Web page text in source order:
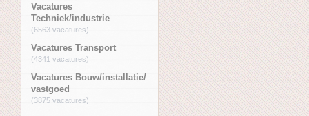
Vacatures
Techniek/industrie
(6563 vacatures)
Vacatures Transport
(4341 vacatures)
Vacatures Bouw/installatie/
vastgoed
(3875 vacatures)